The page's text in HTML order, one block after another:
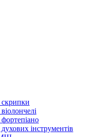
скрипки
інструментів